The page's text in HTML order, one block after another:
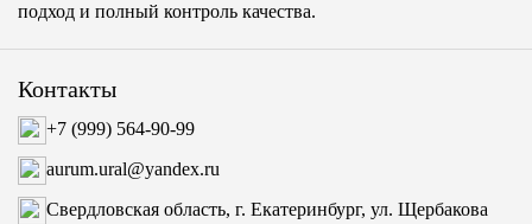
подход и полный контроль качества.
Контакты
+7 (999) 564-90-99
aurum.ural@yandex.ru
Свердловская область, г. Екатеринбург, ул. Щербакова